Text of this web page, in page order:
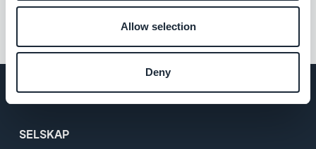
Allow selection
Deny
SELSKAP